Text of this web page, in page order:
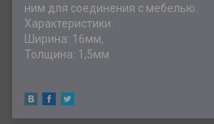
ним для соединения с мебелью.
Характеристики:
Ширина: 16мм,
Толщина: 1,5мм